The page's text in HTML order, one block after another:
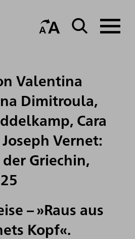
Valentina
Dimitroula,
Cara
Vernet:
Griechin,
– »Raus aus
Kopf«.